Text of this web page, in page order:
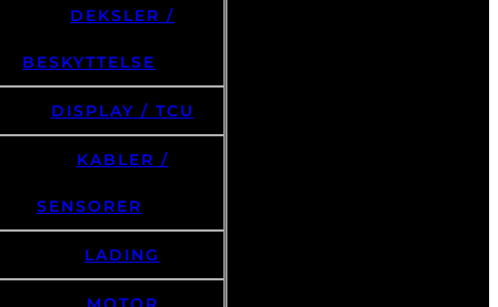
DEKSLER /
BESKYTTELSE
DISPLAY / TCU
KABLER /
SENSORER
LADING